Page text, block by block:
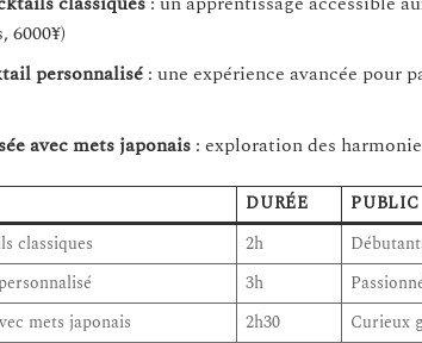
6000¥)
personnalisé: une expérience avancée pour
avec mets japonais: exploration des
DURÉE PUBLIC
classiques
2h
3h
mets japonais
2h30 Curieux